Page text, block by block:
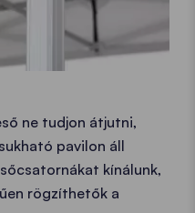
ne tudjon átjutni,
pavilon áll
kínálunk,
rögzíthetők a